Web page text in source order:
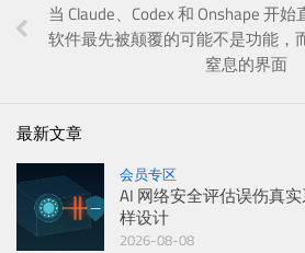
当 Claude、Codex 和 Onshape 开
软件最先被颠覆的可能不是功能，
窒息的界面
最新文章
会员专区
AI 网络安全评估误伤真
样设计
2026-08-08